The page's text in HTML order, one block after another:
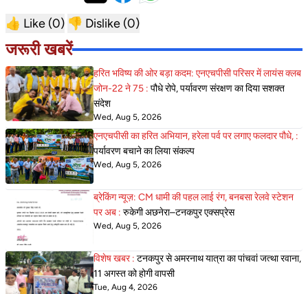
👍 Like (0) 👎 Dislike (0)
जरूरी खबरें
हरित भविष्य की ओर बड़ा कदम: एनएचपीसी परिसर में लायंस क्लब
जोन-22 ने 75 : पौधे रोपे, पर्यावरण संरक्षण का दिया सशक्त
संदेश
Wed, Aug 5, 2026
एनएचपीसी का हरित अभियान, हरेला पर्व पर लगाए फलदार पौधे, :
पर्यावरण बचाने का लिया संकल्प
Wed, Aug 5, 2026
ब्रेकिंग न्यूज़: CM धामी की पहल लाई रंग, बनबसा रेलवे स्टेशन
पर अब : रुकेगी अछनेरा–टनकपुर एक्सप्रेस
Wed, Aug 5, 2026
विशेष खबर : टनकपुर से अमरनाथ यात्रा का पांचवां जत्था रवाना,
11 अगस्त को होगी वापसी
Tue, Aug 4, 2026